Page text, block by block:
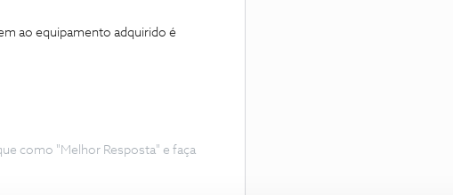
ao equipamento adquirido é
como "Melhor Resposta" e faça